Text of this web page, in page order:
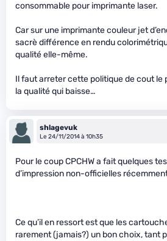
consommable pour imprimante laser.
Car sur une imprimante couleur jet
sacrè différence en rendu
qualité elle-même.
Il faut arreter cette politique de cout le
la qualité qui baisse…
shlagevuk
Le 24/11/2014 à 10h35
Pour le coup CPCHW a fait quelques
d’impression non-officielles
Ce qu’il en ressort est que les
rarement (jamais?) un bon choix, tant